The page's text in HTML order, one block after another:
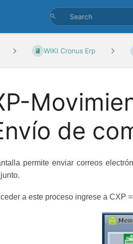
WIKI Cronus Erp
de
permite enviar correos
a este proceso ingrese a CXP